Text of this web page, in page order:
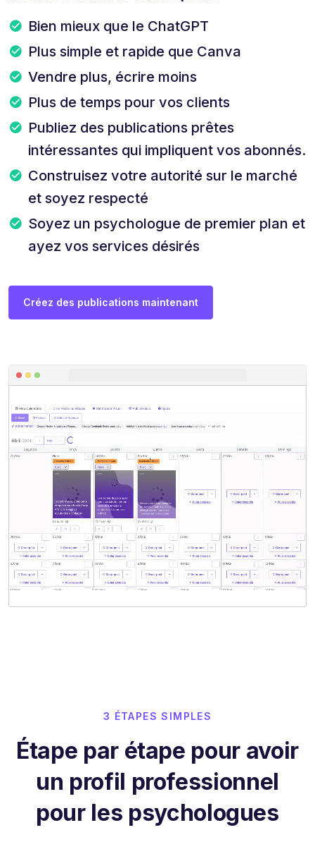
Bien mieux que le ChatGPT
Plus simple et rapide que Canva
Vendre plus, écrire moins
Plus de temps pour vos clients
Publiez des publications prêtes
intéressantes qui impliquent vos abonnés.
Construisez votre autorité sur le marché
et soyez respecté
Soyez un psychologue de premier plan et
ayez vos services désirés
Créez des publications maintenant
3 ÉTAPES SIMPLES
Étape par étape pour avoir
un profil professionnel
pour les psychologues